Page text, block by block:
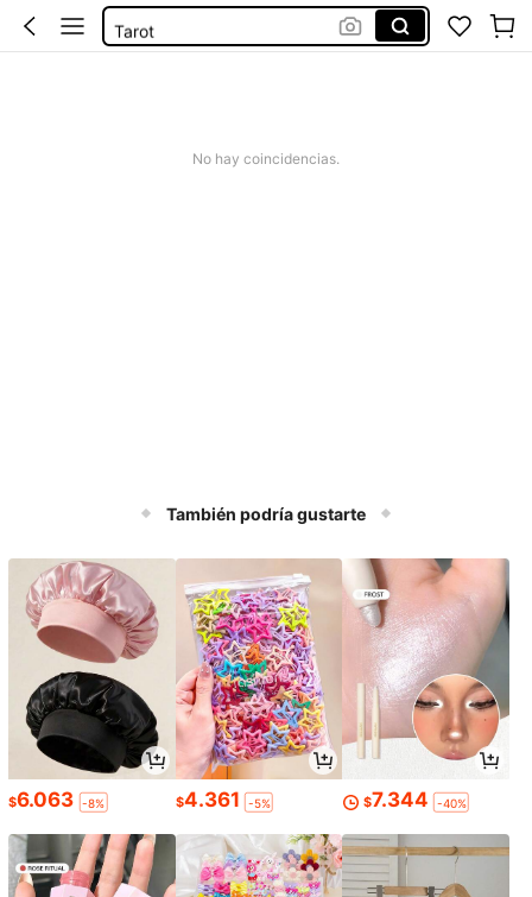
Tarot
No hay coincidencias.
También podría gustarte
$6.063 -8% $4.361 -5% $7.344 -40%